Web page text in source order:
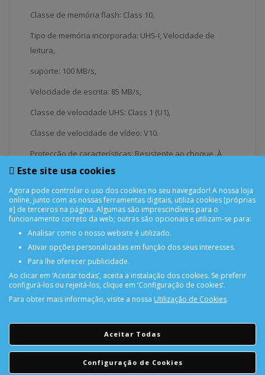
Classe de memória flash: Class 10,
Tipo de memória incorporada: UHS-I, Velocidade de
leitura,
suporte: 100 MB/s,
Velocidade de escrita: 85 MB/s,
Classe de velocidade UHS: Class 1 (U1),
Classe de velocidade de vídeo: V10.
Protecção de características: Resistente ao choque, À
prova de vibração, X-ray proof,
Cor da caixa: Preto
Encomendas acima de 150€
Consulte aqui a sua reparação
Este site usa cookies
Agora pode controlar o uso dos cookies no seu navegador! A nossa loja
online, junto com as nossas ferramentas digitais, utiliza cookies [próprias
e] de terceiros na página. Algumas são imprescindíveis para o
funcionamento correto da web; outras são opcionais e utilizam-se para:
Analisar como o nosso website é utilizado.
Ativar opções personalizadas em função dos seus interesses.
Para lhe oferecer publicidade.
Ao clicar em ‘Aceitar todas’, aceita a instalação dos cookies. Se preferir
configurá-los ou rejeitá-los, clique em ‘Configuração de cookies’.
Para obter mais informação, visite a nossa Utilização de Cookies.
Aceitar Todas
Configuração de Cookies